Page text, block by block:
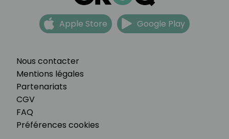
Nous contacter
Mentions légales
Partenariats
CGV
FAQ
Préférences cookies
Apple Store Google Play